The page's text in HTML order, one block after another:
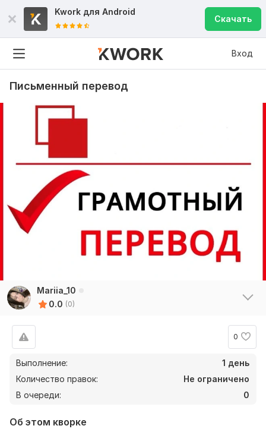
Kwork для Android
Скачать
Вход
Письменный перевод
Mariia_10
0.0 (0)
0
Выполнение:
1 день
Количество правок:
Не ограничено
В очереди:
0
Об этом кворке